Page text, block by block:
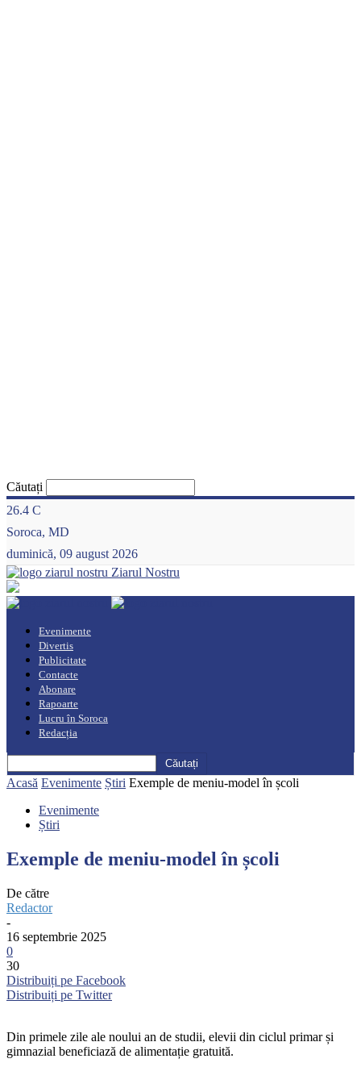
Căutați
26.4 C
Soroca, MD
duminică, 09 august 2026
Ziarul Nostru
Evenimente
Divertis
Publicitate
Contacte
Abonare
Rapoarte
Lucru în Soroca
Redacția
Acasă Evenimente Știri Exemple de meniu-model în școli
Evenimente
Știri
Exemple de meniu-model în școli
De către
Redactor
-
16 septembrie 2025
0
30
Distribuiți pe Facebook
Distribuiți pe Twitter
Din primele zile ale noului an de studii, elevii din ciclul primar și
gimnazial beneficiază de alimentație gratuită.